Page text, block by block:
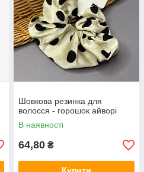
Шовкова резинка для
волосся - горошок айворі
В наявності
64,80 ₴